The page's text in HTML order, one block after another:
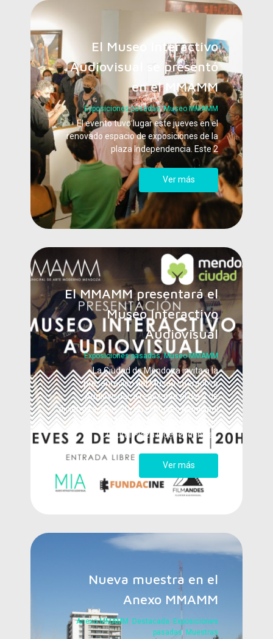
El Museo Interactivo
Audiovisual se presentó
en el MMAMM
Exposiciones pasadas,Museo MMAMM
El evento tuvo lugar este jueves en el
renovado espacio de exposiciones de la
plaza Independencia. Este 2
Ver más
El MMAMM presentará el
Museo Interactivo
Audiovisual
Exposiciones pasadas,Museo MMAMM
La Ciudad de Mendoza invita a la
presentación del Museo Interactivo
Audiovisual, a realizarse el día 2 de
diciembre, a las 20, en el Museo Municipal
de Arte Moderno Mendoza (Espacio
Cultural Plaza Independencia).
Ver más
Nueva muestra en el
Anexo MMAMM
Anexo MMAMM, Destacada, Exposiciones
pasadas, Muestras